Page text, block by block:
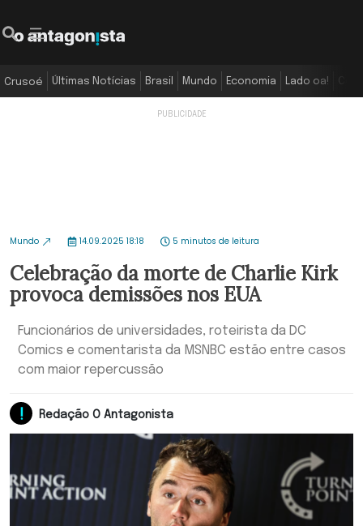
Crusoé Últimas Notícias Brasil Mundo Economia Lado oa!
Mundo 14.09.2025 18:18 5 minutos de leitura
Celebração da morte de Charlie Kirk
provoca demissões nos EUA
Funcionários de universidades, roteirista da DC
Comics e comentarista da MSNBC estão entre casos
com maior repercussão
Redação O Antagonista